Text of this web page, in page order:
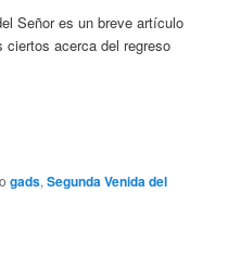
Señor es un breve artículo
ciertos acerca del regreso
gads,Segunda Venida del